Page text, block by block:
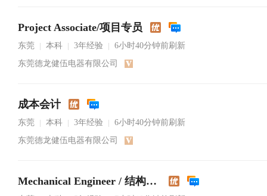
Project Associate/项目专员
东莞 本科 3年经验
6小时40分钟前刷新
东莞德龙健伍电器有限公司
成本会计
东莞 本科 3年经验
6小时40分钟前刷新
东莞德龙健伍电器有限公司
Mechanical Engineer / 结构工程师